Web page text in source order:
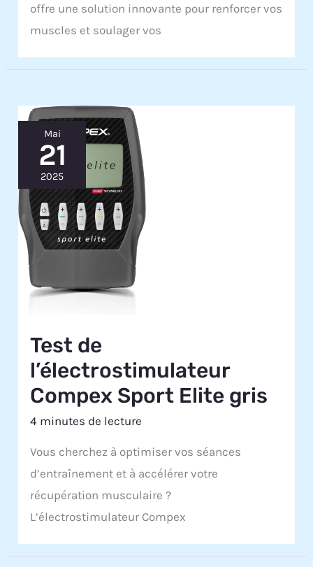
offre une solution innovante pour renforcer vos
muscles et soulager vos
Mai
21
2025
Test de
l’électrostimulateur
Compex Sport Elite gris
4 minutes de lecture
Vous cherchez à optimiser vos séances
d’entraînement et à accélérer votre
récupération musculaire ?
L’électrostimulateur Compex